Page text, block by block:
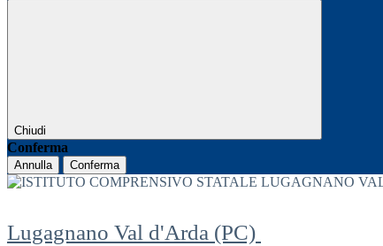
Chiudi
Conferma
Annulla Conferma
Lugagnano Val d'Arda (PC)